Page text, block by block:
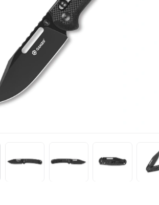
Газовые горелки
Снаряжение